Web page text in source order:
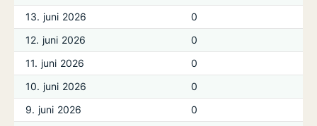
13. juni 2026
0
12. juni 2026
0
11. juni 2026
0
10. juni 2026
0
9. juni 2026
0